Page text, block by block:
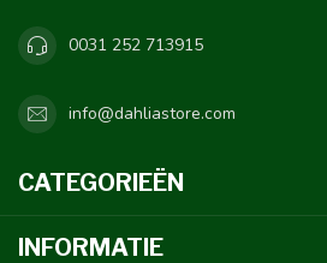
0031 252 713915
info@dahliastore.com
CATEGORIEËN
INFORMATIE